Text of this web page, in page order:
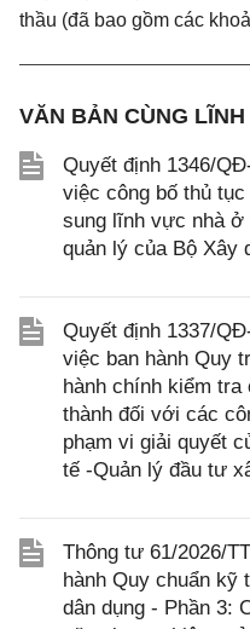
thầu (đã bao gồm các
VĂN BẢN CÙNG
Quyết định 1346/
việc công bố thủ
sung lĩnh vực nhà ở
quản lý của Bộ Xây
Quyết định 1337/
việc ban hành Quy
hành chính kiểm tra
thành đối với các
phạm vi giải quyết
tế -Quản lý đầu tư
Thông tư 61/2026/
hành Quy chuẩn kỹ
dân dụng - Phần 3: